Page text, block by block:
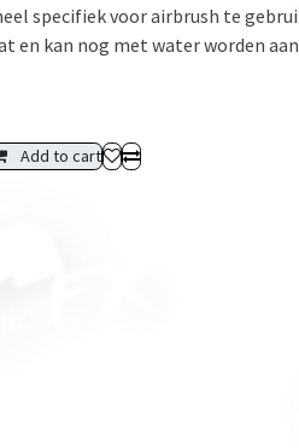
specifiek voor airbrush te
en kan nog met water worden
Add to cart